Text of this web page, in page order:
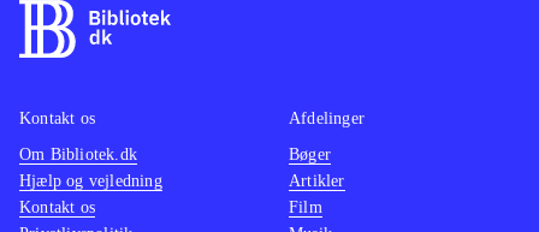
Kontakt os
Om Bibliotek.dk
Hjælp og vejledning
Kontakt os
Afdelinger
Bøger
Artikler
Film